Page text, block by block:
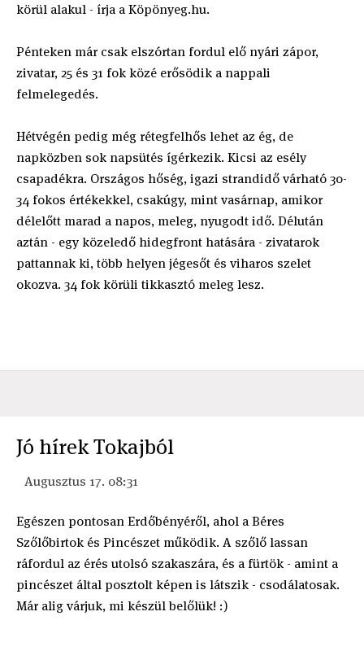
körül alakul - írja a Köpönyeg.hu.
Pénteken már csak elszórtan fordul elő nyári zápor,
zivatar, 25 és 31 fok közé erősödik a nappali
felmelegedés.
Hétvégén pedig még rétegfelhős lehet az ég, de
napközben sok napsütés ígérkezik. Kicsi az esély
csapadékra. Országos hőség, igazi strandidő várható 30-
34 fokos értékekkel, csakúgy, mint vasárnap, amikor
délelőtt marad a napos, meleg, nyugodt idő. Délután
aztán - egy közeledő hidegfront hatására - zivatarok
pattannak ki, több helyen jégesőt és viharos szelet
okozva. 34 fok körüli tikkasztó meleg lesz.
Jó hírek Tokajból
Augusztus 17. 08:31
Egészen pontosan Erdőbényéről, ahol a Béres
Szőlőbirtok és Pincészet működik. A szőlő lassan
ráfordul az érés utolsó szakaszára, és a fürtök - amint a
pincészet által posztolt képen is látszik - csodálatosak.
Már alig várjuk, mi készül belőlük! :)